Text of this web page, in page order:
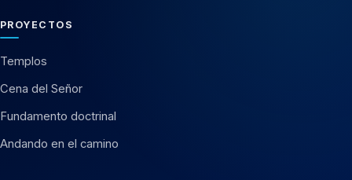
PROYECTOS
Templos
Cena del Señor
Fundamento doctrinal
Andando en el camino